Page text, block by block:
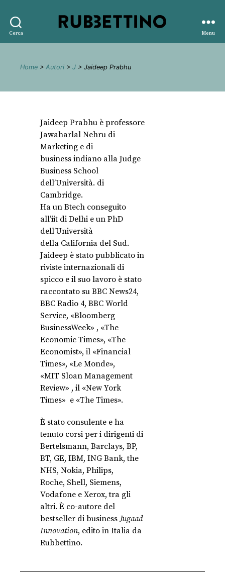
Cerca
editore
Menu
Home > Autori > J > Jaideep Prabhu
Jaideep Prabhu è professore
Jawaharlal Nehru di
Marketing e di
business indiano alla Judge
Business School
dell’Università. di
Cambridge.
Ha un Btech conseguito
all’iit di Delhi e un PhD
dell’Università
della California del Sud.
Jaideep è stato pubblicato in
riviste internazionali di
spicco e il suo lavoro è stato
raccontato su BBC News24,
BBC Radio 4, BBC World
Service, «Bloomberg
BusinessWeek» , «The
Economic Times», «The
Economist», il «Financial
Times», «Le Monde»,
«MIT Sloan Management
Review» , il «New York
Times» e «The Times».
È stato consulente e ha
tenuto corsi per i dirigenti di
Bertelsmann, Barclays, BP,
BT, GE, IBM, ING Bank, the
NHS, Nokia, Philips,
Roche, Shell, Siemens,
Vodafone e Xerox, tra gli
altri. È co-autore del
bestseller di businessJugaad
Innovation, edito in Italia da
Rubbettino.